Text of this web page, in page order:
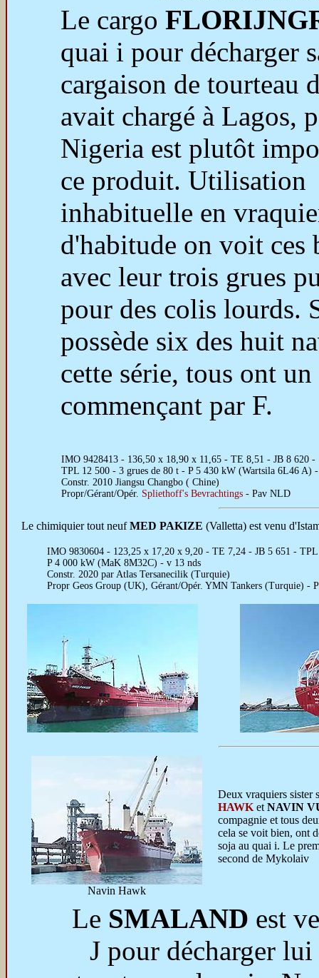
Le cargo
quai i pour décharger
cargaison de tourteau
avait chargé à Lagos,
Nigeria est plutôt
ce produit. Utilisation
inhabituelle en
d'habitude on voit ces
avec leur trois grues
pour des colis lourds.
possède six des huit
cette série, tous ont
commençant par F.
IMO 9428413 - 136,50 x 18,90 x 11,65 - TE 8,51 - JB 8 620 -
TPL 12 500 - 3 grues de 80 t - P 5 430 kW (Wartsila 6L46 A)
Constr. 2010 Jiangsu Changbo ( Chine)
Propr/Gérant/Opér. Spliethoff's Bevrachtings - Pav NLD
Le chimiquier tout neufMED PAKIZE (Valletta) est venu
IMO 9830604 - 123,25 x 17,20 x 9,20 - TE 7,24 - JB 5 651 -
P 4 000 kW (MaK 8M32C) - v 13 nds
Constr. 2020 par Atlas Tersanecilik (Turquie)
Propr Geos Group (UK), Gérant/Opér. YMN Tankers (Turquie) -
Navin Hawk
Deux vraquiers sister
HAWK et NAVIN
compagnie et tous
cela se voit bien, ont
soja au quai i. Le
second de Mykolaiv
Le SMALAND est
J pour décharger lui